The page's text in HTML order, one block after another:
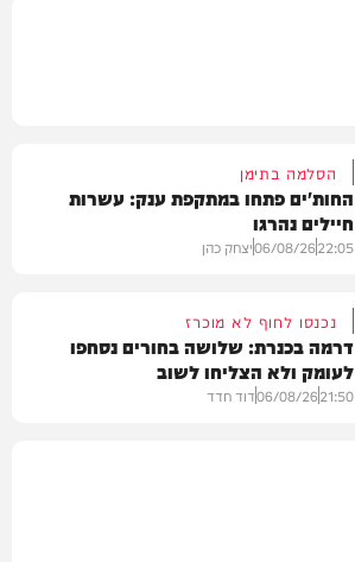
הסלמה בתימן
החות'ים פתחו במתקפת ענק: עשרות
חיילים נהרגו
22:05
06/08/26יצחק כהן
נכנסו לחוף לא מוכרז
דרמה בכנרת: שלושה בחורים נסחפו
לעומק ולא הצליחו לשוב
21:50
06/08/26דוד חדד